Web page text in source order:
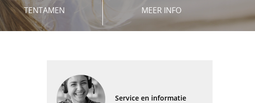
TENTAMEN MEER INFO
Service en informatie